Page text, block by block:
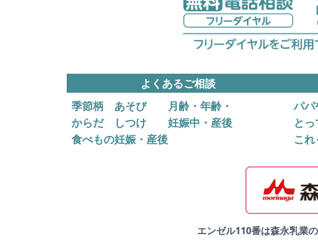
よくあるご相談
季節柄
からだ
食べもの
あそび
しつけ
妊娠・産後
月齢・年齢・
妊娠中・産後
パパ
と
こ
エンゼル110番は森永乳業